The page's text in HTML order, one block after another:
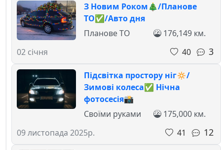
З Новим Роком🎄/Планове
ТО✅/Авто дня
02 січня
Планове ТО
176,149 км.
40
3
Підсвітка простору ніг🔅/
Зимові колеса✅ Нічна
фотосесія📸
09 листопада 2025р.
Своїми руками
175,000 км.
41
12